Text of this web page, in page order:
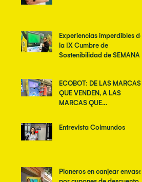
Experiencias imperdibles de
la IX Cumbre de
Sostenibilidad de SEMANA
ECOBOT: DE LAS MARCAS
QUE VENDEN, A LAS
MARCAS QUE
Entrevista Colmundos
Pioneros en canjear envases